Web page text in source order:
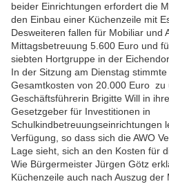
beider Einrichtungen erfordert die
den Einbau einer Küchenzeile mit
Desweiteren fallen für Mobiliar und
Mittagsbetreuung 5.600 Euro und
siebten Hortgruppe in der
In der Sitzung am Dienstag
Gesamtkosten von 20.000 Euro zu
Geschäftsführerin Brigitte Will in
Gesetzgeber für Investitionen in
Schulkindbetreuungseinrichtungen
Verfügung, so dass sich die AWO
Lage sieht, sich an den Kosten für
Wie Bürgermeister Jürgen Götz
Küchenzeile auch nach Auszug